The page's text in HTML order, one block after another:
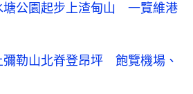
塘公園起步上渣甸山 一覽維港
彌勒山北脊登昂坪 飽覽機場、